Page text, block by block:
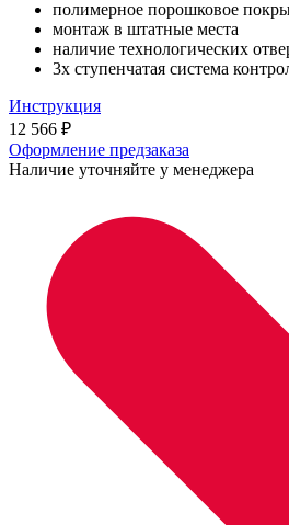
полимерное порошковое
монтаж в штатные места
наличие технологических
3х ступенчатая система
Инструкция
12 566 ₽
Оформление предзаказа
Наличие уточняйте у менеджера